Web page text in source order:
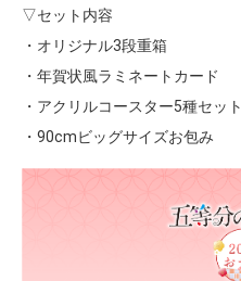
▽セット内容
・オリジナル3段重箱
・年賀状風ラミネートカード
・アクリルコースター5種セット
・90cmビッグサイズお包み